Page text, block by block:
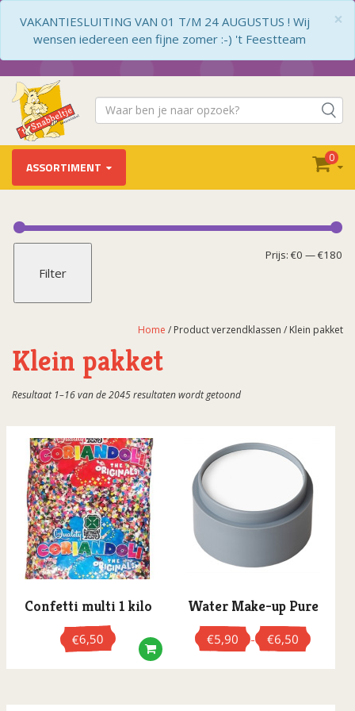
×
VAKANTIESLUITING VAN 01 T/M 24 AUGUSTUS ! Wij
wensen iedereen een fijne zomer :-) 't Feestteam
ASSORTIMENT
0
Filter
Prijs: €0 —€180
Home / Product verzendklassen / Klein pakket
Klein pakket
Resultaat 1–16 van de 2045 resultaten wordt getoondGesorteerd
populariteit
Confetti multi 1 kilo
€6,50
Water Make-up Pure
€5,90 - €6,50
Prijsklasse: